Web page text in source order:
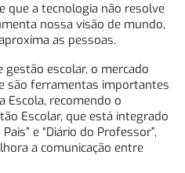
que a tecnologia não resolve
nossa visão de mundo,
as pessoas.
gestão escolar, o mercado
são ferramentas importantes
Escola, recomendo o
Escolar, que está integrado
e “Diário do Professor”,
a comunicação entre